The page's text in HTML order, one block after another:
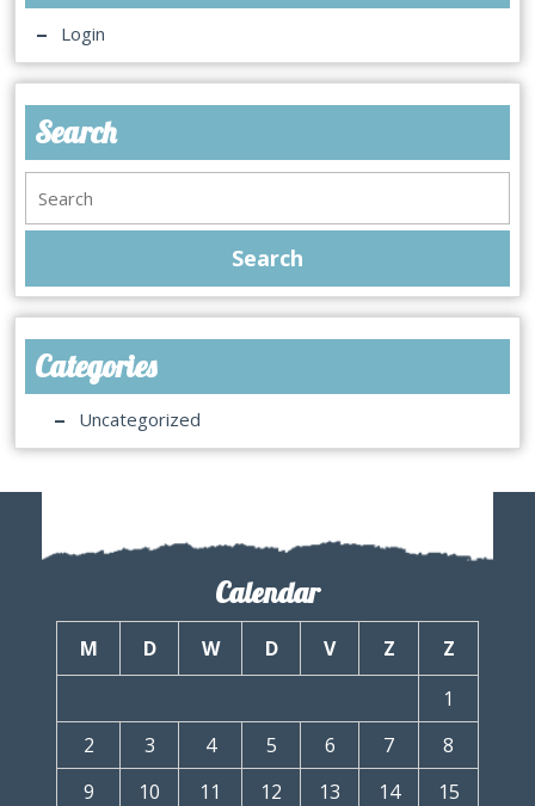
Login
Search
Categories
Uncategorized
Calendar
M D W D V Z
Z
1
2
3 4 5 6 7
8
9
10 11 12 13 14
15